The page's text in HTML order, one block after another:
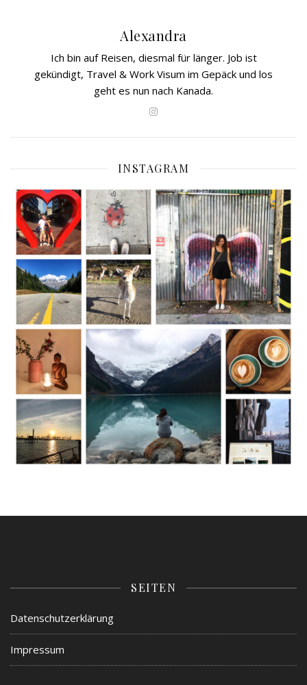
Alexandra
Ich bin auf Reisen, diesmal für länger. Job ist
gekündigt, Travel & Work Visum im Gepäck und los
geht es nun nach Kanada.
INSTAGRAM
SEITEN
Datenschutzerklärung
Impressum